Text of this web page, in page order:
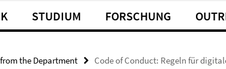
STUDIUM FORSCHUNG
the Department Code of Conduct: Regeln für